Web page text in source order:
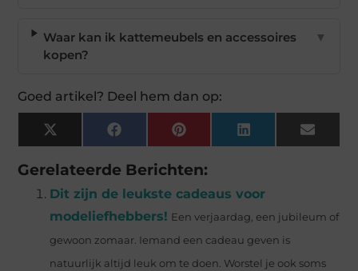
Waar kan ik kattemeubels en accessoires
kopen?
▼
Goed artikel? Deel hem dan op:
X
(Twitter)
FacebookPinterest LinkedIn Email
Gerelateerde Berichten:
Dit zijn de leukste cadeaus voor
modeliefhebbers! Een verjaardag, een jubileum of
gewoon zomaar. Iemand een cadeau geven is
natuurlijk altijd leuk om te doen. Worstel je ook soms